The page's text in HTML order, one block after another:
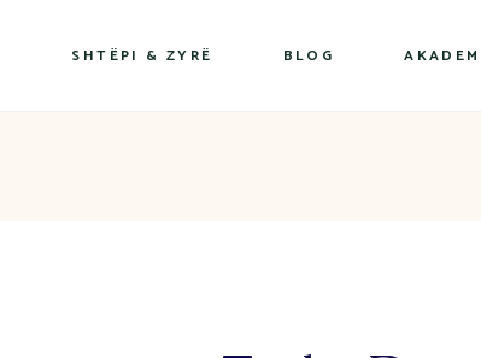
SHTËPI & ZYRË BLOG